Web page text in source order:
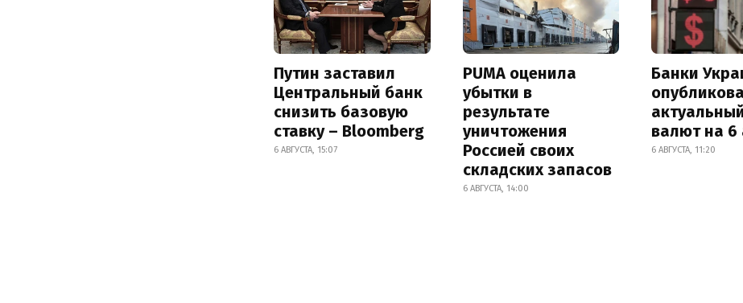
Путин заставил
Центральный банк
снизить базовую
ставку – Bloomberg
6 АВГУСТА, 15:07
PUMA оценила
убытки в
результате
уничтожения
Россией своих
складских запасов
6 АВГУСТА, 14:00
Банки
валют на 6
6 АВГУСТА, 11:20